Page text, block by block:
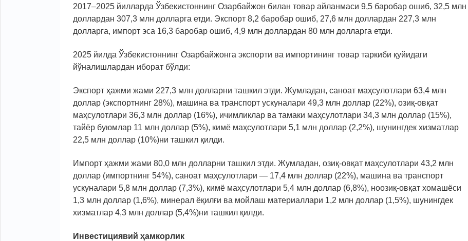
2017–2025 йилларда Ўзбекистоннинг Озарбайжон билан товар айланмаси 9,5 баробар ошиб, 32,5 млн
доллардан 307,3 млн долларга етди. Экспорт 8,2 баробар ошиб, 27,6 млн доллардан 227,3 млн
долларга, импорт эса 16,3 баробар ошиб, 4,9 млн доллардан 80 млн долларга етди.
2025 йилда Ўзбекистоннинг Озарбайжонга экспорти ва импортининг товар таркиби қуйидаги
йўналишлардан иборат бўлди:
Экспорт ҳажми жами 227,3 млн долларни ташкил этди. Жумладан, саноат маҳсулотлари 63,4 млн
доллар (экспортнинг 28%), машина ва транспорт ускуналари 49,3 млн доллар (22%), озиқ-овқат
маҳсулотлари 36,3 млн доллар (16%), ичимликлар ва тамаки маҳсулотлари 34,3 млн доллар (15%),
тайёр буюмлар 11 млн доллар (5%), кимё маҳсулотлари 5,1 млн доллар (2,2%), шунингдек хизматлар
22,5 млн доллар (10%)ни ташкил қилди.
Импорт ҳажми жами 80,0 млн долларни ташкил этди. Жумладан, озиқ-овқат маҳсулотлари 43,2 млн
доллар (импортнинг 54%), саноат маҳсулотлари — 17,4 млн доллар (22%), машина ва транспорт
ускуналари 5,8 млн доллар (7,3%), кимё маҳсулотлари 5,4 млн доллар (6,8%), ноозиқ-овқат хомашёси
1,3 млн доллар (1,6%), минерал ёқилғи ва мойлаш материаллари 1,2 млн доллар (1,5%), шунингдек
хизматлар 4,3 млн доллар (5,4%)ни ташкил қилди.
Инвестициявий ҳамкорлик